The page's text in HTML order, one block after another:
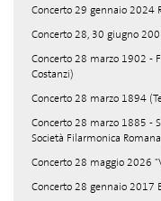
Concerto 29 gennaio 2024
Concerto 28, 30 giugno
Concerto 28 marzo 1902 -
Costanzi)
Concerto 28 marzo 1894
Concerto 28 marzo 1885 -
Società Filarmonica
Concerto 28 maggio 2026
Concerto 28 gennaio 2017